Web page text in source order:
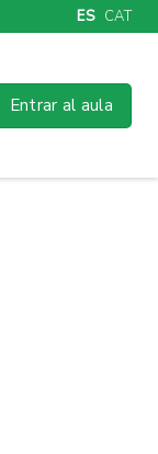
ES CAT
Entrar al aula